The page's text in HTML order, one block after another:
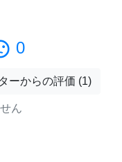
0
ーからの評価 (1)
ん